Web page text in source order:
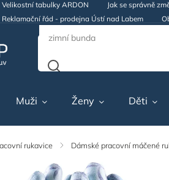
Velikostní tabulky ARDON Jak se správně
Reklamační řád - prodejna Ústí nad Labem
Muži Ženy Děti
rukavice / Dámské pracovní máčené